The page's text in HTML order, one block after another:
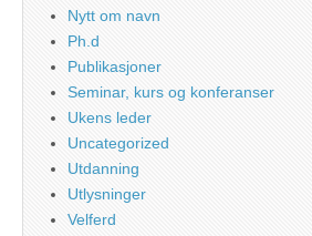
Nytt om navn
Ph.d
Publikasjoner
Seminar, kurs og konferanser
Ukens leder
Uncategorized
Utdanning
Utlysninger
Velferd